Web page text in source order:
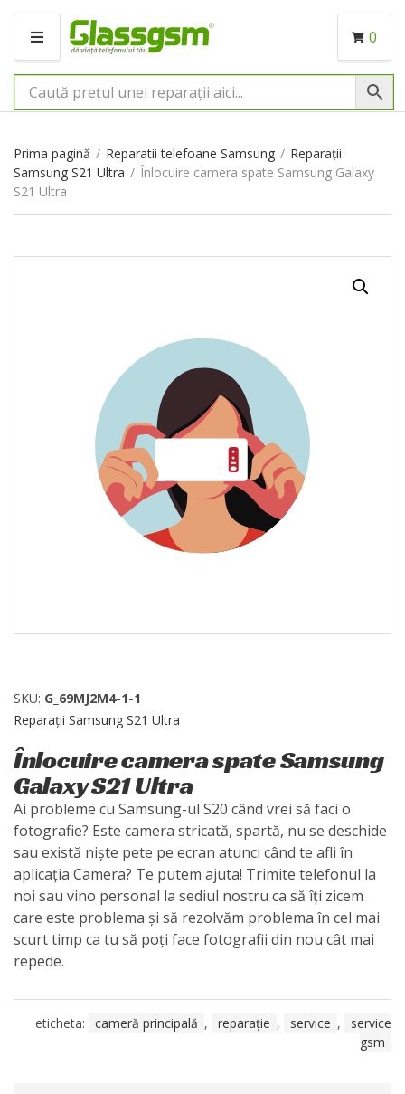
M
N
I
0
Prima pagină / Reparatii telefoane Samsung / Reparații
Samsung S21 Ultra / Înlocuire camera spate Samsung Galaxy
S21 Ultra
SKU: G_69MJ2M4-1-1
Reparații Samsung S21 Ultra
Înlocuire camera spate Samsung
Galaxy S21 Ultra
Ai probleme cu Samsung-ul S20 când vrei să faci o
fotografie? Este camera stricată, spartă, nu se deschide
sau există niște pete pe ecran atunci când te afli în
aplicația Camera? Te putem ajuta! Trimite telefonul la
noi sau vino personal la sediul nostru ca să îți zicem
care este problema și să rezolvăm problema în cel mai
scurt timp ca tu să poți face fotografii din nou cât mai
repede.
eticheta: cameră principală , reparație , service ,
service
gsm